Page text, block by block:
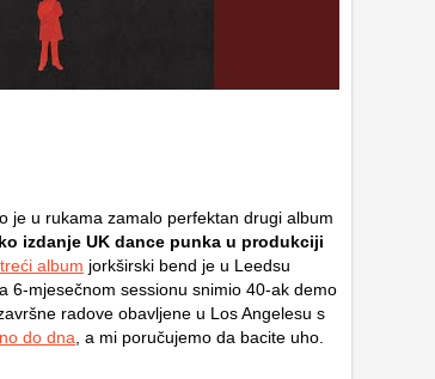
je u rukama zamalo perfektan drugi album
izdanje UK dance punka u produkciji
treći album jorkširski bend je u Leedsu
6-mjesečnom sessionu snimio 40-ak demo
radove obavljene u Los Angelesu s
do dna , a mi poručujemo da bacite uho.